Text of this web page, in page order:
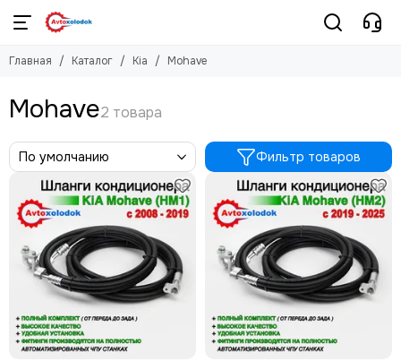
Kia
Главная Каталог Kia Mohave
Mohave
Фильтр товаров